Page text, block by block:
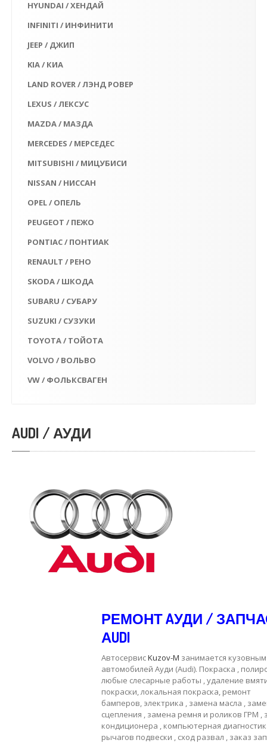
HYUNDAI / ХЕНДАЙ
INFINITI / ИНФИНИТИ
JEEP / ДЖИП
KIA / КИА
LAND ROVER / ЛЭНД РОВЕР
LEXUS / ЛЕКСУС
MAZDA / МАЗДА
MERCEDES / МЕРСЕДЕС
MITSUBISHI / МИЦУБИСИ
NISSAN / НИССАН
OPEL / ОПЕЛЬ
PEUGEOT / ПЕЖО
PONTIAC / ПОНТИАК
RENAULT / РЕНО
SKODA / ШКОДА
SUBARU / СУБАРУ
SUZUKI / СУЗУКИ
TOYOTA / ТОЙОТА
VOLVO / ВОЛЬВО
VW / ФОЛЬКСВАГЕН
AUDI / АУДИ
РЕМОНТ AУДИ /
АUDI
АвтосервисKuzov-M занимается
автомобилей Ауди (Audi). Покраска ,
любые слесарные работы , удаление
покраски, локальная покраска, ремонт
бамперов, электрика , замена масла ,
сцепления , замена ремня и роликов ГРМ ,
кондиционера , компьютерная
рычагов подвески , сход развал , заказ